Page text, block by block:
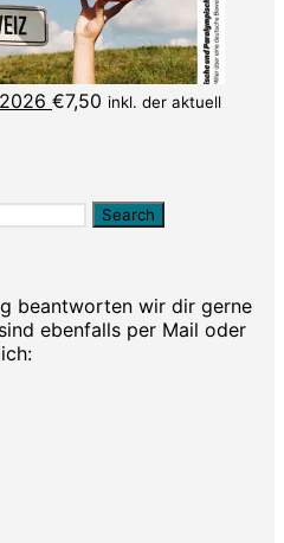
€7,50 inkl. der aktuell
beantworten wir dir gerne
ebenfalls per Mail oder